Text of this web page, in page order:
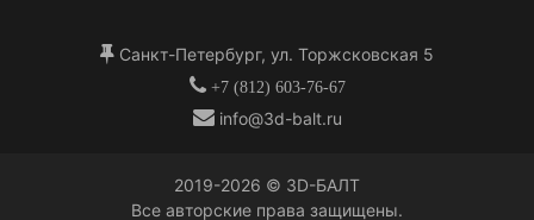
Санкт-Петербург, ул. Торжсковская 5
+7 (812) 603-76-67
info@3d-balt.ru
2019-2026 © 3D-БАЛТ
Все авторские права защищены.